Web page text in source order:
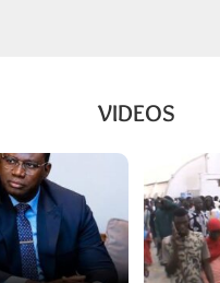
VIDEOS